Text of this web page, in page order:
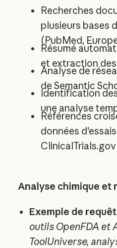
Recherches
plusieurs bases
(PubMed,
Résumé
et extraction
Analyse de
de Semantic
Identification
une analyse
Références
données
ClinicalTrials.gov
Analyse chimique et
Exemple de
outils OpenFDA et
ToolUniverse,